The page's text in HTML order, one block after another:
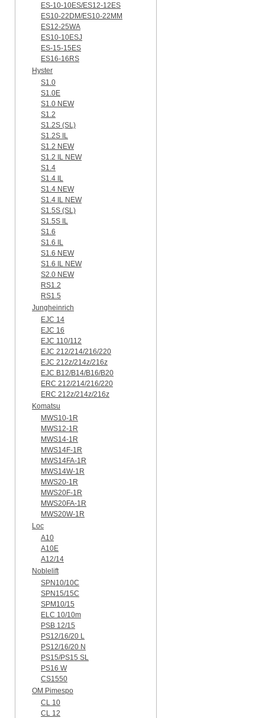
ES-10-10ES/ES12-12ES
ES10-22DM/ES10-22MM
ES12-25WA
ES10-10ESJ
ES-15-15ES
ES16-16RS
Hyster
S1.0
S1.0E
S1.0 NEW
S1.2
S1.2S (SL)
S1.2S IL
S1.2 NEW
S1.2 IL NEW
S1.4
S1.4 IL
S1.4 NEW
S1.4 IL NEW
S1.5S (SL)
S1.5S IL
S1.6
S1.6 IL
S1.6 NEW
S1.6 IL NEW
S2.0 NEW
RS1.2
RS1.5
Jungheinrich
EJC 14
EJC 16
EJC 110/112
EJC 212/214/216/220
EJC 212z/214z/216z
EJC B12/B14/B16/B20
ERC 212/214/216/220
ERC 212z/214z/216z
Komatsu
MWS10-1R
MWS12-1R
MWS14-1R
MWS14F-1R
MWS14FA-1R
MWS14W-1R
MWS20-1R
MWS20F-1R
MWS20FA-1R
MWS20W-1R
Loc
A10
A10E
A12/14
Noblelift
SPN10/10C
SPN15/15C
SPM10/15
ELC 10/10m
PSB 12/15
PS12/16/20 L
PS12/16/20 N
PS15/PS15 SL
PS16 W
CS1550
OM Pimespo
CL 10
CL 12